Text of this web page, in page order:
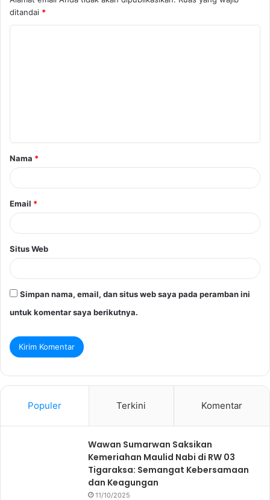
ditandai *
a
r
Nama *
Email *
Situs Web
Simpan nama, email, dan situs web saya pada peramban ini
untuk komentar saya berikutnya.
Populer Terkini Komentar
Wawan Sumarwan Saksikan
Kemeriahan Maulid Nabi di RW 03
Tigaraksa: Semangat Kebersamaan
dan Keagungan
11/10/2025